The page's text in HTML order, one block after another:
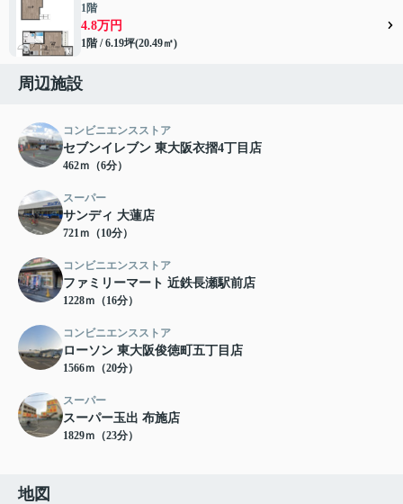
1階
4.8万円
1階 / 6.19坪(20.49㎡)
周辺施設
コンビニエンスストア
セブンイレブン 東大阪衣摺4丁目店
462ｍ（6分）
スーパー
サンディ 大蓮店
721ｍ（10分）
コンビニエンスストア
ファミリーマート 近鉄長瀬駅前店
1228ｍ（16分）
コンビニエンスストア
ローソン 東大阪俊徳町五丁目店
1566ｍ（20分）
スーパー
スーパー玉出 布施店
1829ｍ（23分）
地図